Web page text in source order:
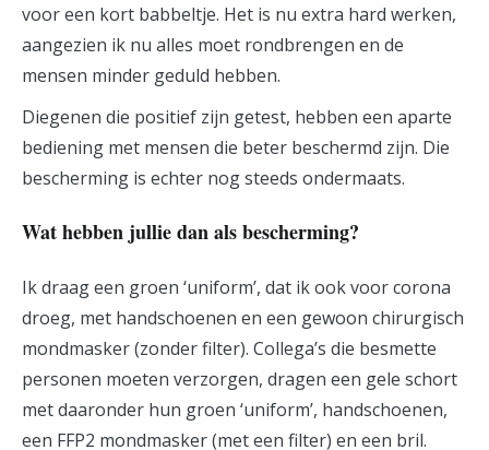
voor een kort babbeltje. Het is nu extra hard werken,
aangezien ik nu alles moet rondbrengen en de
mensen minder geduld hebben.
Diegenen die positief zijn getest, hebben een aparte
bediening met mensen die beter beschermd zijn. Die
bescherming is echter nog steeds ondermaats.
Wat hebben jullie dan als bescherming?
Ik draag een groen ‘uniform’, dat ik ook voor corona
droeg, met handschoenen en een gewoon chirurgisch
mondmasker (zonder filter). Collega’s die besmette
personen moeten verzorgen, dragen een gele schort
met daaronder hun groen ‘uniform’, handschoenen,
een FFP2 mondmasker (met een filter) en een bril.